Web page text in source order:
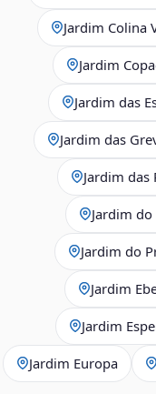
Jardim Colina
Jardim
Jardim das
Jardim das
Jardim das
Jardim do
Jardim do
Jardim
Jardim
Jardim Europa